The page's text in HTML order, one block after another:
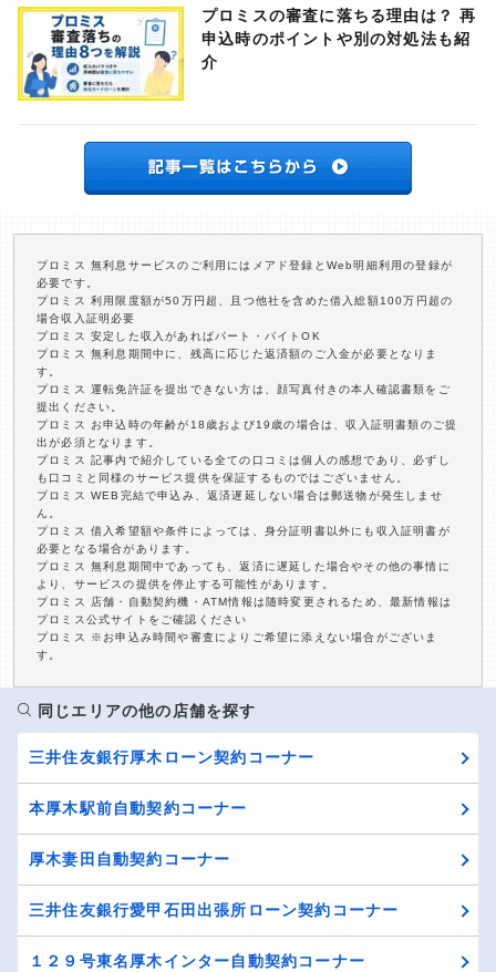
プロミスの審査に落ちる理由は？ 再
申込時のポイントや別の対処法も紹
介
プロミス 無利息サービスのご利用にはメアド登録とWeb明細利用の登録が
必要です。
プロミス 利用限度額が50万円超、且つ他社を含めた借入総額100万円超の
場合収入証明必要
プロミス 安定した収入があればパート・バイトOK
プロミス 無利息期間中に、残高に応じた返済額のご入金が必要となりま
す。
プロミス 運転免許証を提出できない方は、顔写真付きの本人確認書類をご
提出ください。
プロミス お申込時の年齢が18歳および19歳の場合は、収入証明書類のご提
出が必須となります。
プロミス 記事内で紹介している全ての口コミは個人の感想であり、必ずし
も口コミと同様のサービス提供を保証するものではございません。
プロミス WEB完結で申込み、返済遅延しない場合は郵送物が発生しませ
ん。
プロミス 借入希望額や条件によっては、身分証明書以外にも収入証明書が
必要となる場合があります。
プロミス 無利息期間中であっても、返済に遅延した場合やその他の事情に
より、サービスの提供を停止する可能性があります。
プロミス 店舗・自動契約機・ATM情報は随時変更されるため、最新情報は
プロミス公式サイトをご確認ください
プロミス ※お申込み時間や審査によりご希望に添えない場合がございま
す。
同じエリアの他の店舗を探す
三井住友銀行厚木ローン契約コーナー
本厚木駅前自動契約コーナー
厚木妻田自動契約コーナー
三井住友銀行愛甲石田出張所ローン契約コーナー
１２９号東名厚木インター自動契約コーナー